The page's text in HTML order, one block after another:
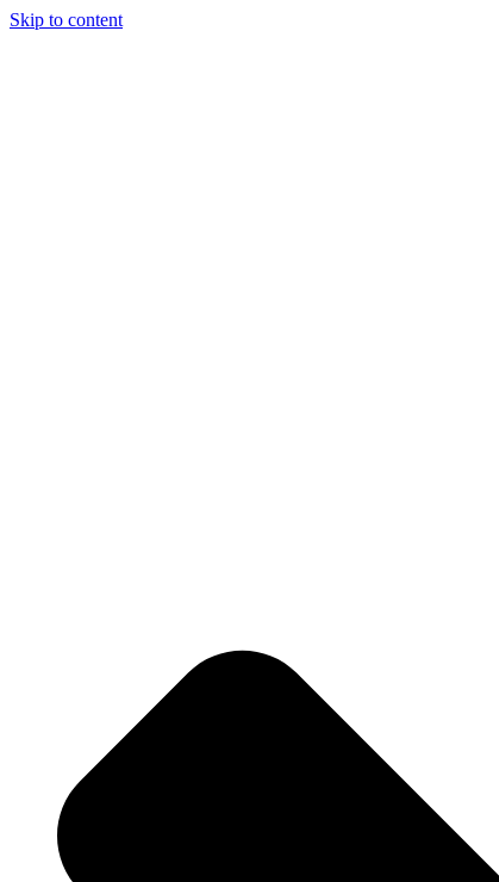
Skip to content